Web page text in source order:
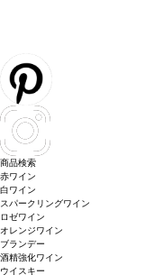
商品検索
赤ワイン
白ワイン
スパークリングワイン
ロゼワイン
オレンジワイン
ブランデー
酒精強化ワイン
ウイスキー